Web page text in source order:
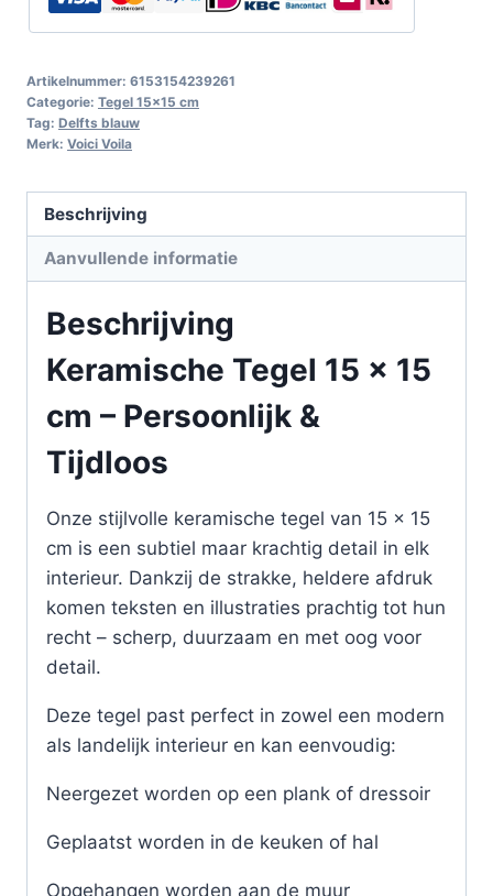
Artikelnummer: 6153154239261
Categorie: Tegel 15x15 cm
Tag: Delfts blauw
Merk: Voici Voila
Beschrijving
Aanvullende informatie
Beschrijving
Keramische Tegel 15 x 15
cm – Persoonlijk &
Tijdloos
Onze stijlvolle keramische tegel van 15 x 15
cm is een subtiel maar krachtig detail in elk
interieur. Dankzij de strakke, heldere afdruk
komen teksten en illustraties prachtig tot hun
recht – scherp, duurzaam en met oog voor
detail.
Deze tegel past perfect in zowel een modern
als landelijk interieur en kan eenvoudig:
Neergezet worden op een plank of dressoir
Geplaatst worden in de keuken of hal
Opgehangen worden aan de muur